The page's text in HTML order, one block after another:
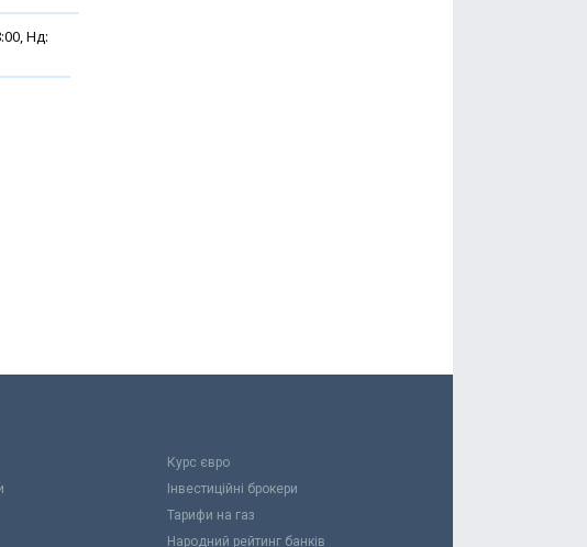
Нд:
Курс євро
Інвестиційні брокери
Тарифи на газ
Народний рейтинг банків